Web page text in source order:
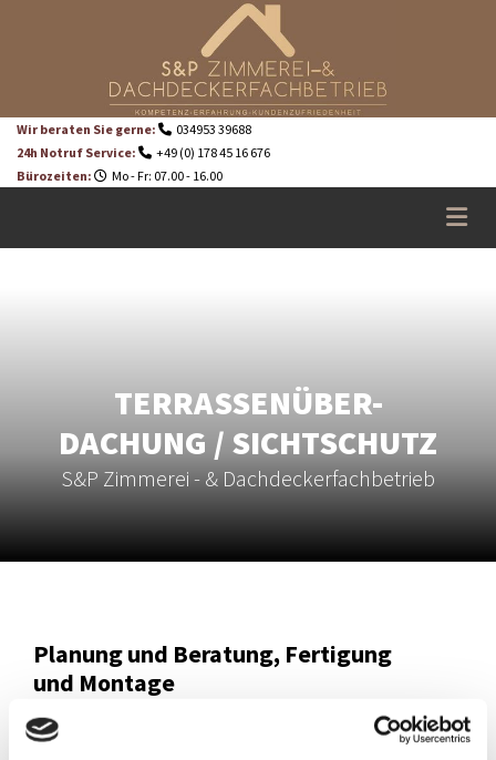
Wir beraten Sie gerne:  034953 39688
24h Notruf Service:  +49 (0) 178 45 16 676
Bürozeiten:  Mo - Fr: 07.00 - 16.00
TERRASSENÜBER-
DACHUNG / SICHTSCHUTZ
S&P Zimmerei - & Dachdeckerfachbetrieb
Planung und Beratung, Fertigung
und Montage
Texte in Vorbereitung